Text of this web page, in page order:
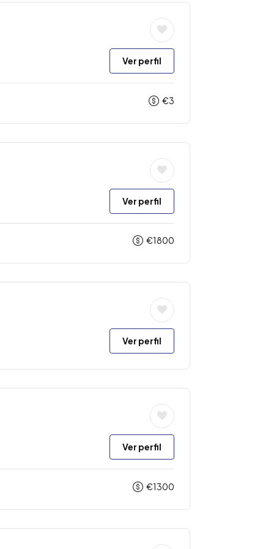
Ver perfil
€3
Ver perfil
€1800
Ver perfil
Ver perfil
€1300